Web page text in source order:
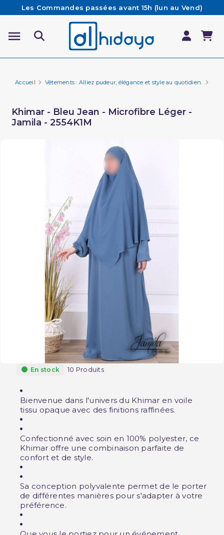
Les Commandes passées avant 15h (lun au Vend)
sont préparées et expédiées le jour même
Besoin d'aide ? Retrouvez notre FAQ
Livraison offerte à partir de 65€ d'achat*
Accueil Vêtements : Alliez pudeur, élégance et style au quotidien.
Khimar - Bleu Jean - Microfibre Léger -
Jamila - 2554K1M
En stock 10 Produits
Bienvenue dans l'univers du Khimar en voile
tissu opaque avec des finitions raffinées.
Confectionné avec soin en 100% polyester, ce
Khimar offre une combinaison parfaite de
confort et de style.
Sa conception polyvalente permet de le porter
de différentes manières pour s'adapter à votre
préférence.